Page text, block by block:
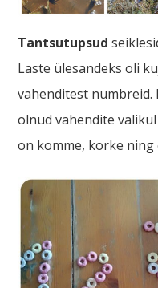
Tantsutupsud
Laste ülesandeks oli
vahenditest numbreid.
olnud vahendite
on komme, korke ning